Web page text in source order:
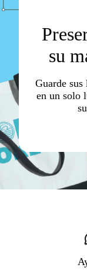
su
Guarde
en un solo